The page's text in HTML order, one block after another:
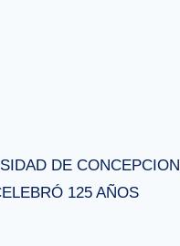
DE CONCEPCION
125 AÑOS